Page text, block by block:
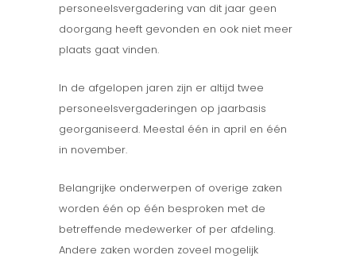
personeelsvergadering van dit jaar geen
doorgang heeft gevonden en ook niet meer
plaats gaat vinden.
In de afgelopen jaren zijn er altijd twee
personeelsvergaderingen op jaarbasis
georganiseerd. Meestal één in april en één
in november.
Belangrijke onderwerpen of overige zaken
worden één op één besproken met de
betreffende medewerker of per afdeling.
Andere zaken worden zoveel mogelijk